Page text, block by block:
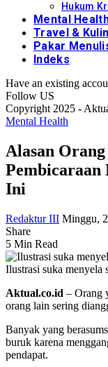
Hukum
Mental
Travel &
Pakar
Indeks
Have an existing
Follow US
Copyright 2025 -
Mental Health
Alasan
Pembicaraan
Ini
Redaktur III Minggu,
Share
5 Min Read
Ilustrasi suka menyela
Aktual.co.id – Orang
orang lain sering
Banyak yang
buruk karena
pendapat.